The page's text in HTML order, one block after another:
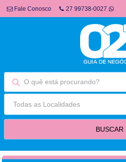
Fale Conosco 27 99738-0027